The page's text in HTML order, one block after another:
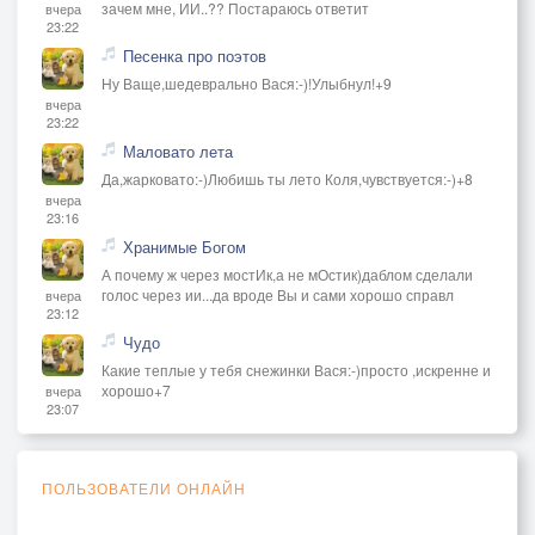
вчера
23:22
зачем мне, ИИ..?? Постараюсь ответит
вчера
23:22
Песенка про поэтов
Ну Ваще,шедеврально Вася:-)!Улыбнул!+9
вчера
23:16
Маловато лета
Да,жарковато:-)Любишь ты лето Коля,чувствуется:-)+8
вчера
23:12
Хранимые Богом
А почему ж через мостИк,а не мОстик)даблом сделали
голос через ии...да вроде Вы и сами хорошо справл
вчера
23:07
Чудо
Какие теплые у тебя снежинки Вася:-)просто ,искренне и
хорошо+7
ПОЛЬЗОВАТЕЛИ ОНЛАЙН